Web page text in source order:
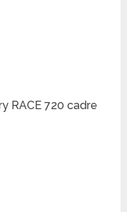
RACE 720 cadre